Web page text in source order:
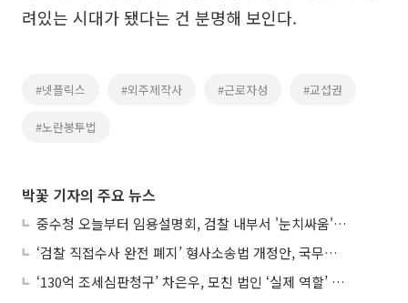
려있는 시대가 됐다는 건 분명해 보인다.
#넷플릭스 #외주제작사 #근로자성 #교섭권
#노란봉투법
박꽃 기자의 주요 뉴스
중수청 오늘부터 임용설명회, 검찰 내부서 '눈치싸움' 기류변화도
‘검찰 직접수사 완전 폐지’ 형사소송법 개정안, 국무회의 통과
‘130억 조세심판청구’ 차은우, 모친 법인 ‘실제 역할’ 다툴 듯